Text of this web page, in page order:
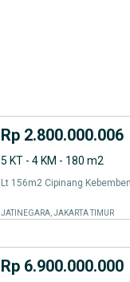
Rp 2.800.000.006
5 KT - 4 KM - 180 m2
JATINEGARA, JAKARTA TIMUR
Rp 6.900.000.000